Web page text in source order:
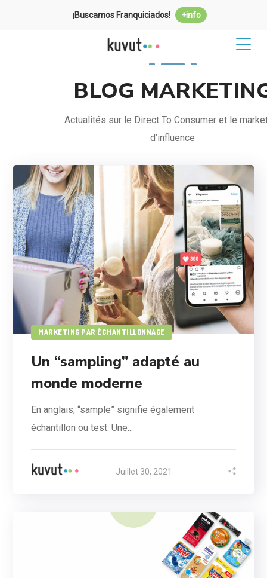
¡Buscamos Franquiciados! +info
BLOG
Actualités sur le Direct To Consumer et le
d’influence
MARKETING PAR ÉCHANTILLONNAGE
Un “sampling” adapté au
monde moderne
En anglais, “sample” signifie également
échantillon ou test. Une...
Juillet 30, 2021